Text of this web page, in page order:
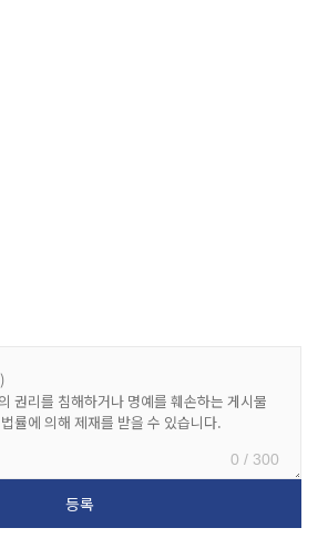
0 / 300